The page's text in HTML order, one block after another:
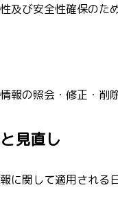
及び安全性確保のた
報の照会・修正・削
見直し
に関して適用される